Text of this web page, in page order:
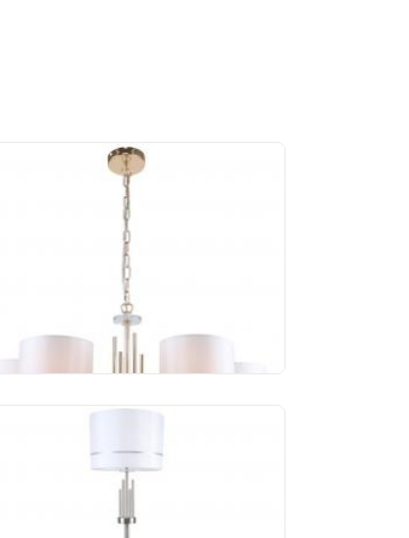
Люстра Stilfort Chart
20 692 руб.
Торшер Stilfort Chart
1045/11/01F